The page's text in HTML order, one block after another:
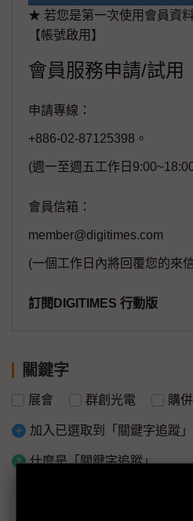
★ 若您是第一次使用會員資
【帳號啟用】
會員服務申請/試用
申請專線：
+886-02-87125398。
(週一至週五工作日
會員信箱：
member@digitimes.com
(一個工作日內將回覆您的來
訂閱DIGITIMES 行動版
關鍵字
展會 群創光電 購併
加入已選取到「關鍵字追蹤」
什麼是「關鍵字追蹤」